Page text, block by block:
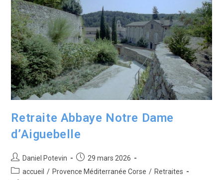
Retraite Abbaye Notre Dame
d’Aiguebelle
Daniel Potevin
29 mars 2026
accueil / Provence Méditerranée Corse / Retraites